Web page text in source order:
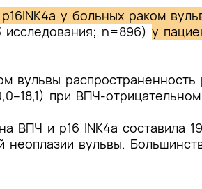
у больных раком
исследования; n=896) у
распространенность
при ВПЧ-
ВПЧ и p16 INK4a составила
неоплазии вульвы.